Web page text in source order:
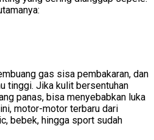
gas sisa pembakaran, dan
tinggi. Jika kulit bersentuhan
panas, bisa menyebabkan luka
motor-motor terbaru dari
bebek, hingga sport sudah